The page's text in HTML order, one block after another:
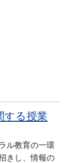
る授業
ル教育の一環
きし、情報の